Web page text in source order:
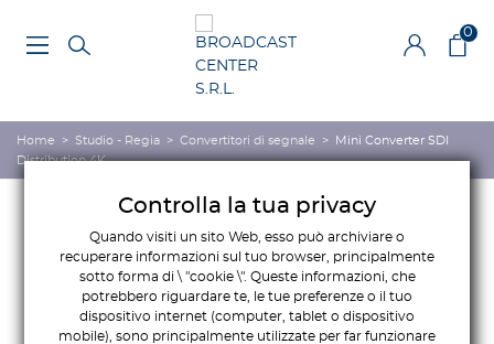
0
Home > Studio - Regia > Convertitori di segnale >
Mini Converter SDI
Distribution 4K
Controlla la tua privacy
Quando visiti un sito Web, esso può archiviare o
recuperare informazioni sul tuo browser, principalmente
sotto forma di \ "cookie \". Queste informazioni, che
potrebbero riguardare te, le tue preferenze o il tuo
dispositivo internet (computer, tablet o dispositivo
mobile), sono principalmente utilizzate per far funzionare